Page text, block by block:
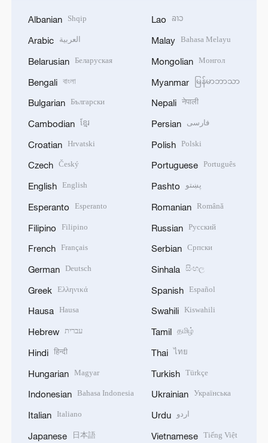
Albanian Shqip
Arabic العربية
Belarusian Беларуская
Bengali বাংলা
Bulgarian Български
Cambodian ខ្មែរ
Croatian Hrvatski
Czech Český
English English
Esperanto Esperanto
Filipino Filipino
French Français
German Deutsch
Greek Ελληνικά
Hausa Hausa
Hebrew עברית
Hindi हिन्दी
Hungarian Magyar
Indonesian Bahasa Indonesia
Italian Italiano
Japanese 日本語
Lao ລາວ
Malay Bahasa Melayu
Mongolian Монгол
Myanmar မြန်မာဘာသာ
Nepali नेपाली
Persian فارسی
Polish Polski
Portuguese Português
Pashto پښتو
Romanian Română
Russian Русский
Serbian Српски
Sinhala සිංහල
Spanish Español
Swahili Kiswahili
Tamil தமிழ்
Thai ไทย
Turkish Türkçe
Ukrainian Українська
Urdu اردو
Vietnamese Tiếng Việt